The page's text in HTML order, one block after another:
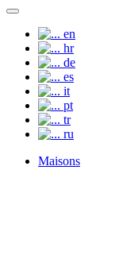
en
hr
de
es
it
pt
tr
ru
Maisons